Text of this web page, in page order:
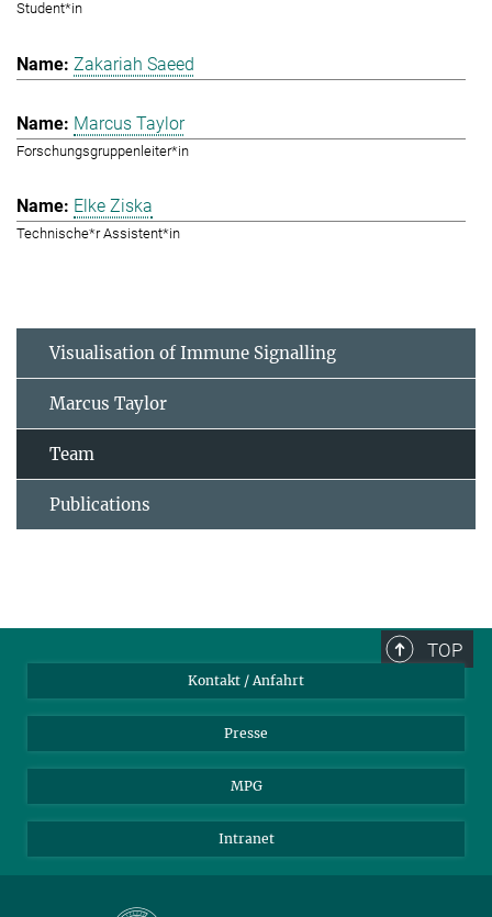
Student*in
Zakariah Saeed
Marcus Taylor
Forschungsgruppenleiter*in
Elke Ziska
Technische*r Assistent*in
Visualisation of Immune Signalling
Marcus Taylor
Team
Publications
TOP
Kontakt / Anfahrt
Presse
MPG
Intranet